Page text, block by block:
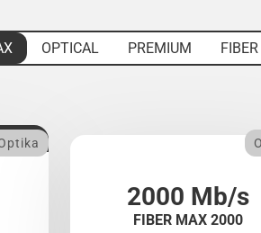
OPTICAL PREMIUM
FIBER
2000 Mb/s
FIBER MAX 2000